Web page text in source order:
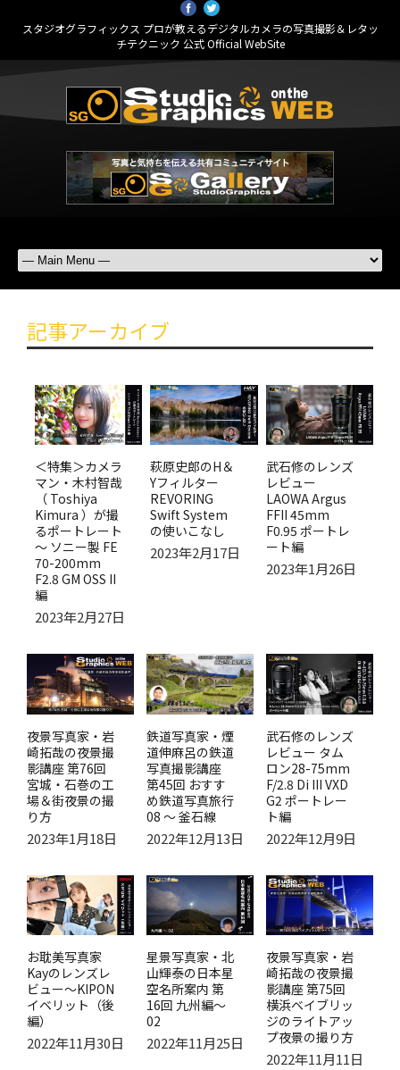
スタジオグラフィックス プロが教えるデジタルカメラの写真撮影＆レタッ
チテクニック 公式 Official WebSite
記事アーカイブ
＜特集＞カメラ
マン・木村智哉
（ Toshiya
Kimura ）が撮
るポートレート
～ ソニー製 FE
70-200mm
F2.8 GM OSS II
編
2023年2月27日
萩原史郎のH＆
Yフィルター
REVORING
Swift System
の使いこなし
2023年2月17日
武石修のレンズ
レビュー
LAOWA Argus
FFII 45mm
F0.95 ポートレ
ート編
2023年1月26日
夜景写真家・岩
崎拓哉の夜景撮
影講座 第76回
宮城・石巻の工
場＆街夜景の撮
り方
2023年1月18日
鉄道写真家・煙
道伸麻呂の鉄道
写真撮影講座
第45回 おすす
め鉄道写真旅行
08 ～ 釜石線
2022年12月13日
武石修のレンズ
レビュー タム
ロン28-75mm
F/2.8 Di III VXD
G2 ポートレー
ト編
2022年12月9日
お耽美写真家
Kayのレンズレ
ビュー～KIPON
イベリット（後
編）
2022年11月30日
星景写真家・北
山輝泰の日本星
空名所案内 第
16回 九州編～
02
2022年11月25日
夜景写真家・岩
崎拓哉の夜景撮
影講座 第75回
横浜ベイブリッ
ジのライトアッ
プ夜景の撮り方
2022年11月11日